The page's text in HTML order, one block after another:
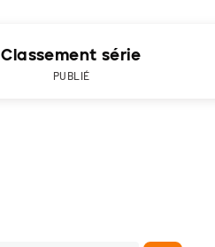
Classement série
PUBLIÉ